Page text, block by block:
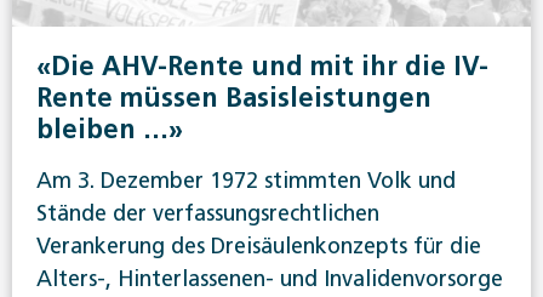
«Die AHV-Rente und mit ihr die IV-
Rente müssen Basisleistungen
bleiben …»
Am 3. Dezember 1972 stimmten Volk und
Stände der verfassungsrechtlichen
Verankerung des Dreisäulenkonzepts für die
Alters-, Hinterlassenen- und Invalidenvorsorge